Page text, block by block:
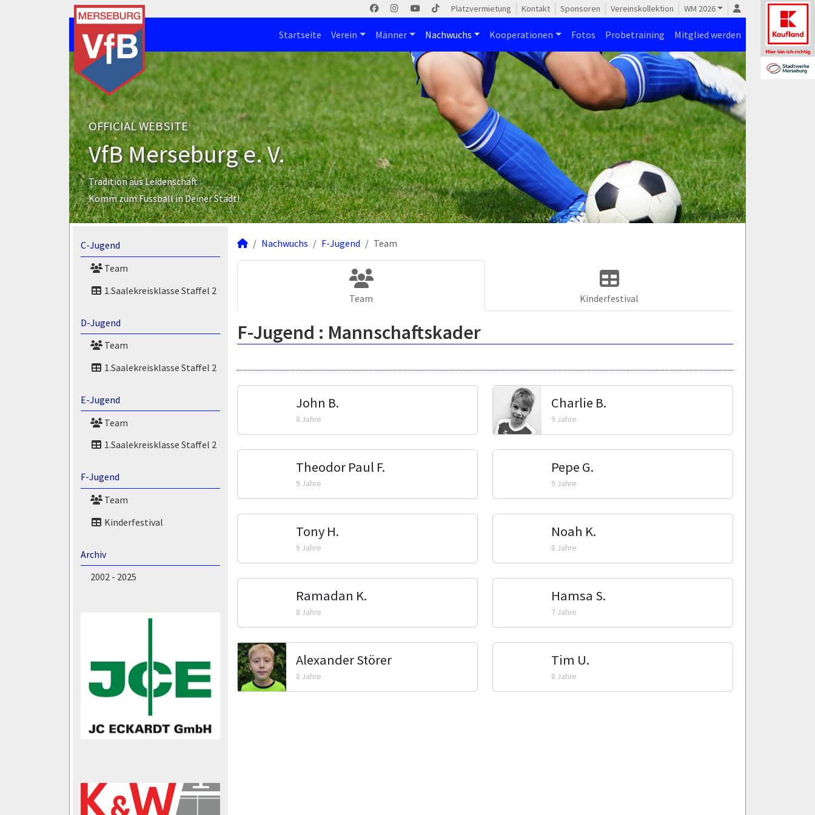
Platzvermietung Kontakt Sponsoren Vereinskollektion WM 2026
Startseite Verein Männer Nachwuchs Kooperationen Fotos Probetraining Mitglied werden
OFFICIAL WEBSITE
VfB Merseburg e. V.
Tradition aus Leidenschaft
Komm zum Fussball in Deiner Stadt!
C-Jugend
Team
1.Saalekreisklasse Staffel 2
D-Jugend
Team
1.Saalekreisklasse Staffel 2
E-Jugend
Team
1.Saalekreisklasse Staffel 2
F-Jugend
Team
Kinderfestival
Archiv
2002 - 2025
Nachwuchs F-Jugend Team
Team Kinderfestival
F-Jugend : Mannschaftskader
John B.
8 Jahre
Charlie B.
9 Jahre
Theodor Paul F.
9 Jahre
Pepe G.
9 Jahre
Tony H.
9 Jahre
Noah K.
8 Jahre
Ramadan K.
8 Jahre
Hamsa S.
7 Jahre
Alexander Störer
8 Jahre
Tim U.
8 Jahre